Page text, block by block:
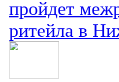
пройдет
ритейла в